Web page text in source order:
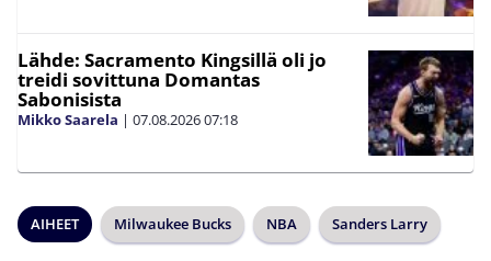
Lähde: Sacramento Kingsillä oli jo
treidi sovittuna Domantas
Sabonisista
Mikko Saarela | 07.08.202607:18
AIHEET Milwaukee Bucks NBA Sanders Larry